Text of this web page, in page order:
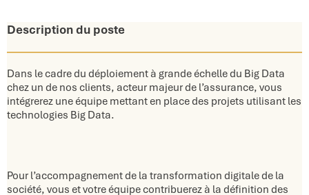
Description du poste
Dans le cadre du déploiement à grande échelle du Big Data
chez un de nos clients, acteur majeur de l’assurance, vous
intégrerez une équipe mettant en place des projets utilisant les
technologies Big Data.
Pour l’accompagnement de la transformation digitale de la
société, vous et votre équipe contribuerez à la définition des